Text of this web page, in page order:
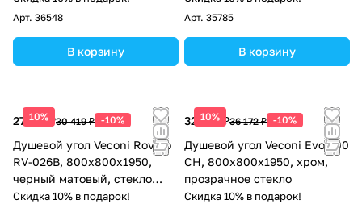
Арт. 36548
В корзину
Арт. 35785
В корзину
10%
27 377 ₽30 419 ₽ -10%
Душевой угол Veconi Rovigo
RV-026B, 800х800х1950,
черный матовый, стекло
прозрачное
Скидка 10% в подарок!
10%
32 555 ₽36 172 ₽ -10%
Душевой угол Veconi Evo 300
CH, 800х800x1950, хром,
прозрачное стекло
Скидка 10% в подарок!